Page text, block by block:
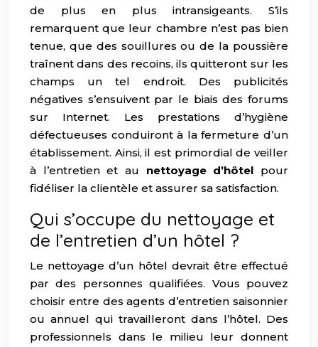
de plus en plus intransigeants. S’ils
remarquent que leur chambre n’est pas bien
tenue, que des souillures ou de la poussière
traînent dans des recoins, ils quitteront sur les
champs un tel endroit. Des publicités
négatives s’ensuivent par le biais des forums
sur Internet. Les prestations d’hygiène
défectueuses conduiront à la fermeture d’un
établissement. Ainsi, il est primordial de veiller
à l’entretien et au nettoyage d’hôtel pour
fidéliser la clientèle et assurer sa satisfaction.
Qui s’occupe du nettoyage et
de l’entretien d’un hôtel ?
Le nettoyage d’un hôtel devrait être effectué
par des personnes qualifiées. Vous pouvez
choisir entre des agents d’entretien saisonnier
ou annuel qui travailleront dans l’hôtel. Des
professionnels dans le milieu leur donnent